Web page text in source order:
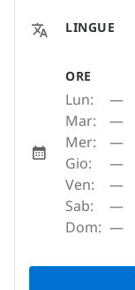
LINGUE
ORE
Lun:
—
Mar:
—
Mer:
—
Gio:
—
Ven:
—
Sab:
—
Dom: —